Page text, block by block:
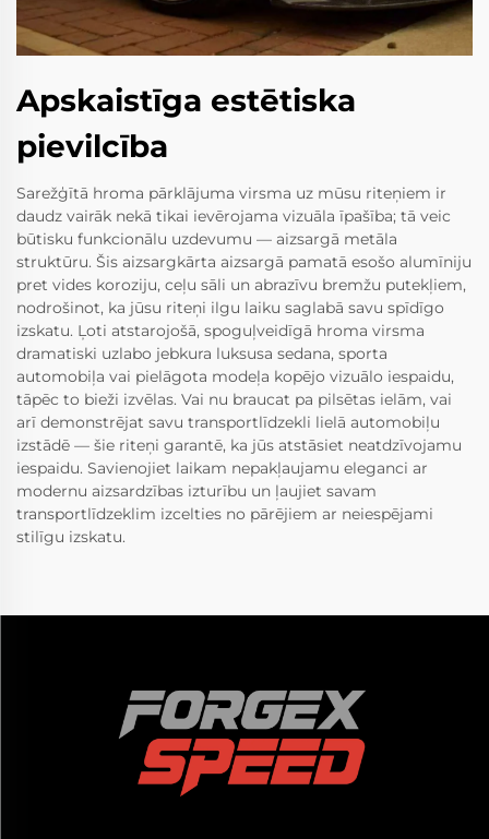
Apskaistīga estētiska
pievilcība
Sarežģītā hroma pārklājuma virsma uz mūsu riteņiem ir
daudz vairāk nekā tikai ievērojama vizuāla īpašība; tā veic
būtisku funkcionālu uzdevumu — aizsargā metāla
struktūru. Šis aizsargkārta aizsargā pamatā esošo alumīniju
pret vides koroziju, ceļu sāli un abrazīvu bremžu putekļiem,
nodrošinot, ka jūsu riteņi ilgu laiku saglabā savu spīdīgo
izskatu. Ļoti atstarojošā, spoguļveidīgā hroma virsma
dramatiski uzlabo jebkura luksusa sedana, sporta
automobiļa vai pielāgota modeļa kopējo vizuālo iespaidu,
tāpēc to bieži izvēlas. Vai nu braucat pa pilsētas ielām, vai
arī demonstrējat savu transportlīdzekli lielā automobiļu
izstādē — šie riteņi garantē, ka jūs atstāsiet neatdzīvojamu
iespaidu. Savienojiet laikam nepakļaujamu eleganci ar
modernu aizsardzības izturību un ļaujiet savam
transportlīdzeklim izcelties no pārējiem ar neiespējami
stilīgu izskatu.